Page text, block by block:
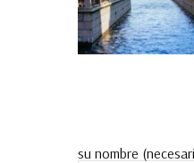
su nombre